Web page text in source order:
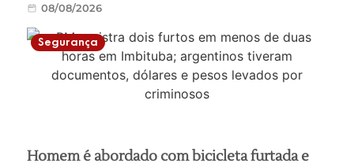
08/08/2026
Segurança
Homem é abordado com bicicleta furtada e